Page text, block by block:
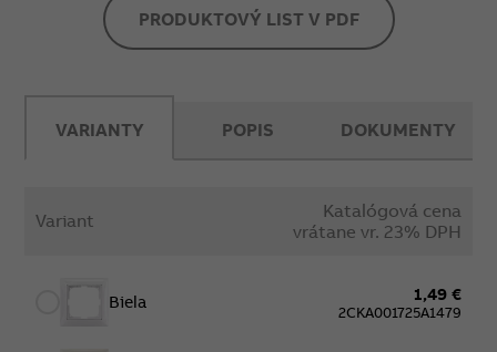
PRODUKTOVÝ LIST V PDF
VARIANTY
Variant
Katalógová cena
vrátane vr. 23% DPH
Biela 1,49 €
2CKA001725A1479
POPIS DOKUMENTY